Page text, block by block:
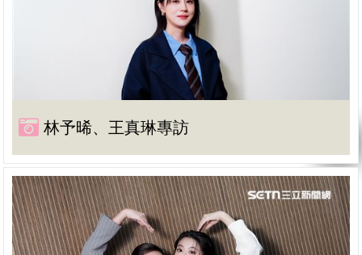
林予晞、王真琳專訪